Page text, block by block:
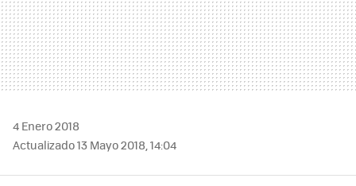
4 Enero 2018
Actualizado 13 Mayo 2018, 14:04